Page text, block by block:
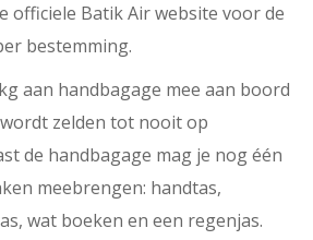
officiele Batik Air website voor de
bestemming.
aan handbagage mee aan boord
zelden tot nooit op
de handbagage mag je nog één
meebrengen: handtas,
wat boeken en een regenjas.